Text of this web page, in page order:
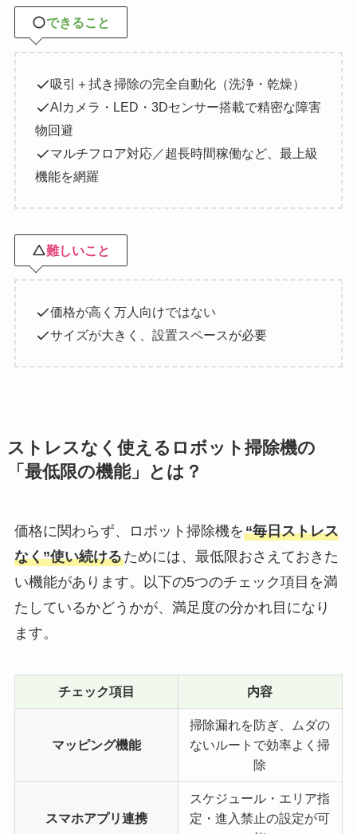
できること
吸引＋拭き掃除の完全自動化（洗浄・乾燥）
AIカメラ・LED・3Dセンサー搭載で精密な障害
物回避
マルチフロア対応／超長時間稼働など、最上級
機能を網羅
難しいこと
価格が高く万人向けではない
サイズが大きく、設置スペースが必要
ストレスなく使えるロボット掃除機の
「最低限の機能」とは？
価格に関わらず、ロボット掃除機を“毎日ストレス
なく”使い続けるためには、最低限おさえておきた
い機能があります。以下の5つのチェック項目を満
たしているかどうかが、満足度の分かれ目になり
ます。
チェック項目 内容
マッピング機能
掃除漏れを防ぎ、ムダの
ないルートで効率よく掃
除
スマホアプリ連携
スケジュール・エリア指
定・進入禁止の設定が可